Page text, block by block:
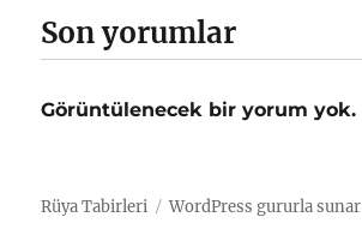
Son yorumlar
Görüntülenecek bir yorum yok.
Rüya Tabirleri WordPress gururla sunar